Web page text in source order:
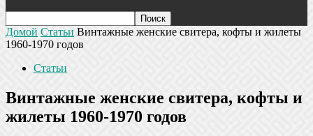
Домой Статьи Винтажные женские свитера, кофты и жилеты
1960-1970 годов
Статьи
Винтажные женские свитера, кофты и
жилеты 1960-1970 годов